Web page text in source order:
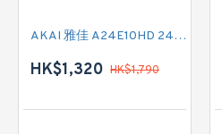
AKAI 雅佳 A24E10HD 24吋 HD READY-TV
HK$1,320 HK$1,790